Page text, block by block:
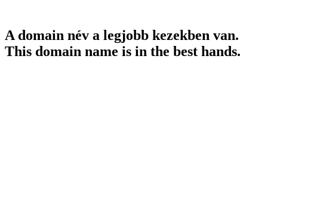
A domain név a legjobb kezekben van.
This domain name is in the best hands.